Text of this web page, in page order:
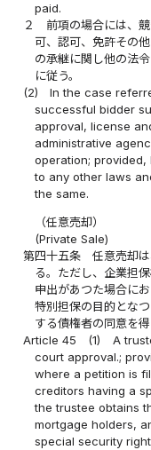
paid.
２
前項の場合には、
可、認可、免許その
の承継に関し他の法
に従う。
(2)
In the case
successful bidder
approval, license
administrative
operation;
to any other laws
the same.
（任意売却）
(Private Sale)
第四十五条
任意売却
る。ただし、企業担
申出があつた場合に
特別担保の目的とな
する債権者の同意を得
Article 45
(1)
A
court approval.;
where a petition is
creditors having a
the trustee obtains
mortgage holders,
special security